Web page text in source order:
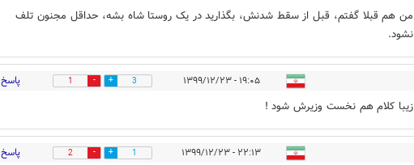
من هم قبلا گفتم، قبل از سقط شدنش، بگذارید در یک روستا شاه بشه، حداقل مجنون تلف
نشود.
۱۹:۰۵ - ۱۳۹۹/۱۲/۲۳ 3
1 پاسخ
زیبا کلام هم نخست وزیرش شود !
۲۲:۱۳ - ۱۳۹۹/۱۲/۲۳ 1
2 پاسخ